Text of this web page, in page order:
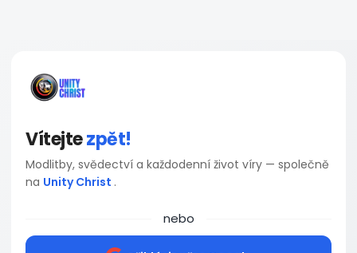
Vítejtezpět!
Modlitby, svědectví a každodenní život víry — společně
na Unity Christ .
nebo